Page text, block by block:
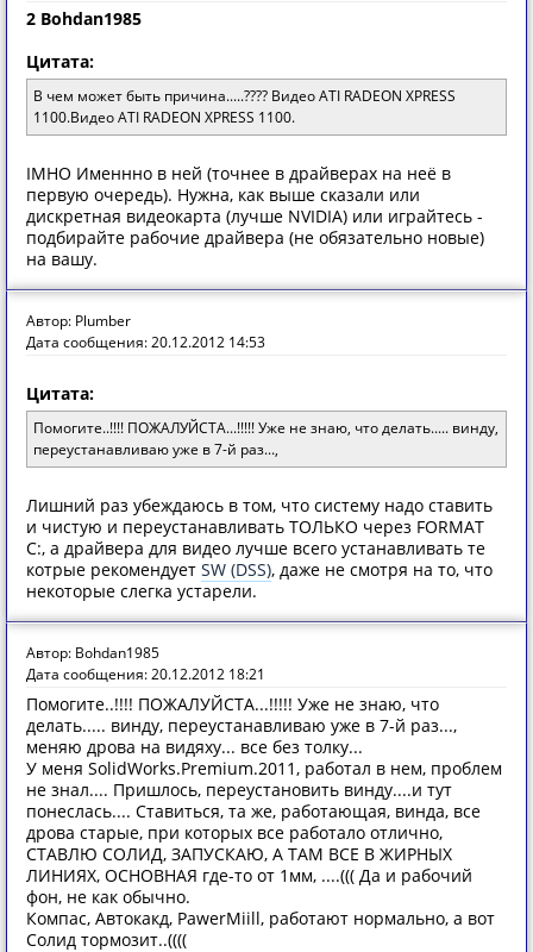
2 Bohdan1985
Цитата:
В чем может быть причина.....???? Видео ATI RADEON XPRESS
1100.Видео ATI RADEON XPRESS 1100.
IMHO Именнно в ней (точнее в драйверах на неё в
первую очередь). Нужна, как выше сказали или
дискретная видеокарта (лучше NVIDIA) или играйтесь -
подбирайте рабочие драйвера (не обязательно новые)
на вашу.
Автор: Plumber
Дата сообщения: 20.12.2012 14:53
Цитата:
Помогите..!!!! ПОЖАЛУЙСТА...!!!!! Уже не знаю, что делать..... винду,
переустанавливаю уже в 7-й раз...,
Лишний раз убеждаюсь в том, что систему надо ставить
и чистую и переустанавливать ТОЛЬКО через FORMAT
C:, а драйвера для видео лучше всего устанавливать те
котрые рекомендует SW (DSS), даже не смотря на то, что
некоторые слегка устарели.
Автор: Bohdan1985
Дата сообщения: 20.12.2012 18:21
Помогите..!!!! ПОЖАЛУЙСТА...!!!!! Уже не знаю, что
делать..... винду, переустанавливаю уже в 7-й раз...,
меняю дрова на видяху... все без толку...
У меня SolidWorks.Premium.2011, работал в нем, проблем
не знал.... Пришлось, переустановить винду....и тут
понеслась.... Ставиться, та же, работающая, винда, все
дрова старые, при которых все работало отлично,
СТАВЛЮ СОЛИД, ЗАПУСКАЮ, А ТАМ ВСЕ В ЖИРНЫХ
ЛИНИЯХ, ОСНОВНАЯ где-то от 1мм, ....((( Да и рабочий
фон, не как обычно.
Компас, Автокакд, PawerMiill, работают нормально, а вот
Солид тормозит..((((